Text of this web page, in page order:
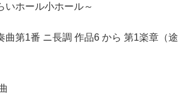
いホール小ホール～
曲第1番 ニ長調 作品6 から 第1楽章（途